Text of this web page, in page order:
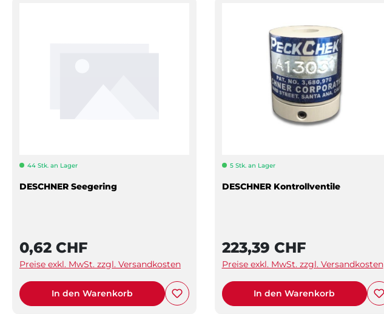
44 Stk. an Lager
DESCHNER Seegering
0,62 CHF
Preise exkl. MwSt. zzgl. Versandkosten
In den Warenkorb
5 Stk. an Lager
DESCHNER Kontrollventile
223,39 CHF
Preise exkl. MwSt. zzgl. Versandkosten
In den Warenkorb